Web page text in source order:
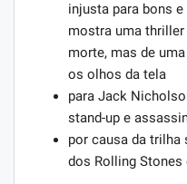
injusta para bons
mostra uma
morte, mas de
os olhos da tela
para Jack
stand-up e
por causa da
dos Rolling Stones